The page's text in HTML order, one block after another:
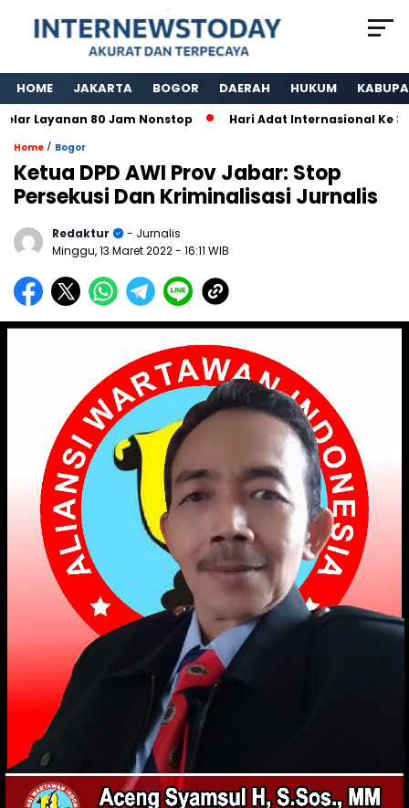
HOME JAKARTA BOGOR DAERAH HUKUM
80 Jam Nonstop Hari Adat Internasional Ke 39
Home / Bogor
Ketua DPD AWI Prov Jabar: Stop
Persekusi Dan Kriminalisasi Jurnalis
Redaktur
- Jurnalis
Minggu, 13 Maret 2022- 16:11 WIB